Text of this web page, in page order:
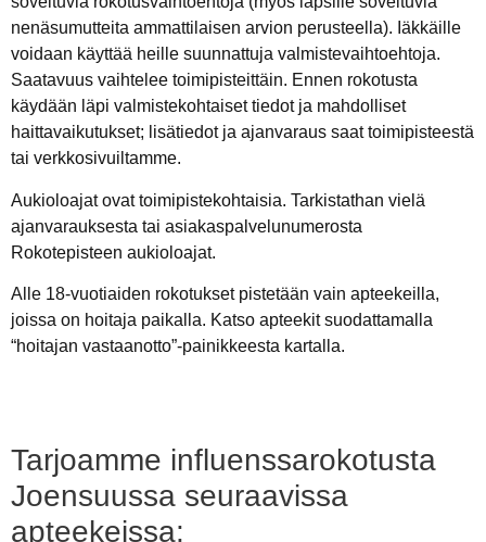
nenäsumutteita ammattilaisen arvion perusteella). Iäkkäille
voidaan käyttää heille suunnattuja valmistevaihtoehtoja.
Saatavuus vaihtelee toimipisteittäin. Ennen rokotusta
käydään läpi valmistekohtaiset tiedot ja mahdolliset
haittavaikutukset; lisätiedot ja ajanvaraus saat toimipisteestä
tai verkkosivuiltamme.
Aukioloajat ovat toimipistekohtaisia. Tarkistathan vielä
ajanvarauksesta tai asiakaspalvelunumerosta
Rokotepisteen aukioloajat.
Alle 18-vuotiaiden rokotukset pistetään vain apteekeilla,
joissa on hoitaja paikalla. Katso apteekit suodattamalla
“hoitajan vastaanotto”-painikkeesta kartalla.
Tarjoamme influenssarokotusta
Joensuussa seuraavissa
apteekeissa: